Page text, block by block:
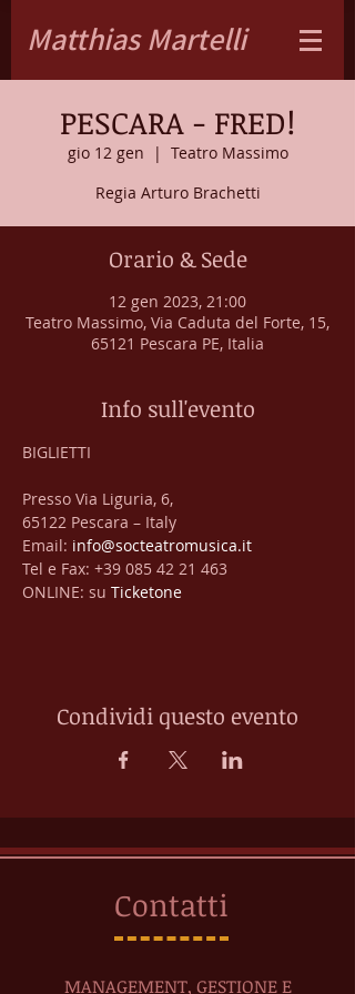
Matthias Martelli
PESCARA - FRED!
gio 12 gen
  |
Teatro Massimo
Regia Arturo Brachetti
Orario & Sede
12 gen 2023, 21:00
Teatro Massimo, Via Caduta del Forte, 15,
65121 Pescara PE, Italia
Info sull'evento
Presso Via Liguria, 6,
65122 Pescara – Italy
Email: info@socteatromusica.it
Tel e Fax: +39 085 42 21 463
ONLINE: su Ticketone
Condividi questo evento
Contatti
MANAGEMENT, GESTIONE E